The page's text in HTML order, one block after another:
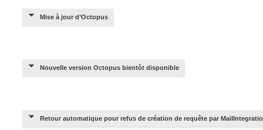
Mise à jour d’Octopus
Nouvelle version Octopus bientôt disponible
Retour automatique pour refus de création de requête par